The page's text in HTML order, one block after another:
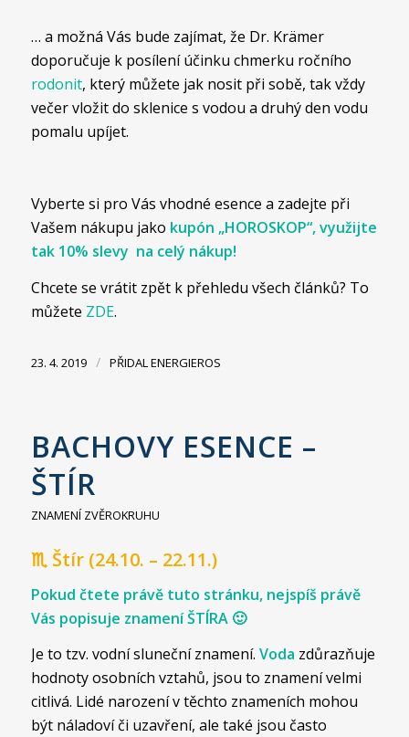
… a možná Vás bude zajímat, že Dr. Krämer
doporučuje k posílení účinku chmerku ročního
rodonit, který můžete jak nosit při sobě, tak vždy
večer vložit do sklenice s vodou a druhý den vodu
pomalu upíjet.
Vyberte si pro Vás vhodné esence a zadejte při
Vašem nákupu jako kupón „HOROSKOP“, využijte
tak 10% slevy na celý nákup!
Chcete se vrátit zpět k přehledu všech článků? To
můžete ZDE.
23. 4. 2019 / PŘIDALENERGIEROS
BACHOVY ESENCE –
ŠTÍR
ZNAMENÍ ZVĚROKRUHU
♏ Štír (24.10. – 22.11.)
Pokud čtete právě tuto stránku, nejspíš právě
Vás popisuje znamení ŠTÍRA 🙂
Je to tzv. vodní sluneční znamení. Voda zdůrazňuje
hodnoty osobních vztahů, jsou to znamení velmi
citlivá. Lidé narození v těchto znameních mohou
být náladoví či uzavření, ale také jsou často